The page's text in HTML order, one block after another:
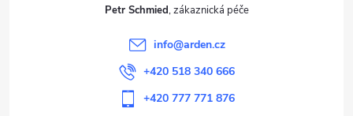
Petr Schmied
info@arden.cz
+420 518 340 666
+420 777 771 876